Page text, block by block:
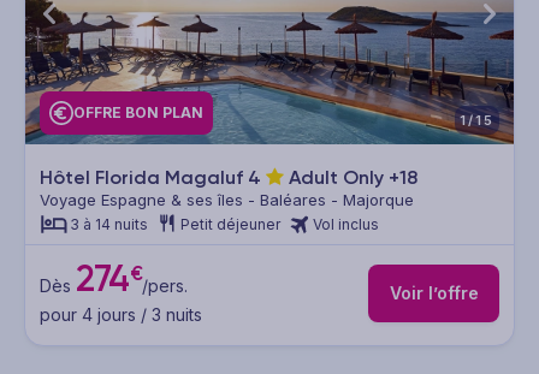
OFFRE BON PLAN 1/15
Hôtel Florida Magaluf 4 Adult Only +18
Voyage Espagne & ses îles - Baléares - Majorque
3 à 14 nuits Petit déjeuner Vol inclus
Dès 274€/pers.
pour 4 jours / 3 nuits
Voir l’offre